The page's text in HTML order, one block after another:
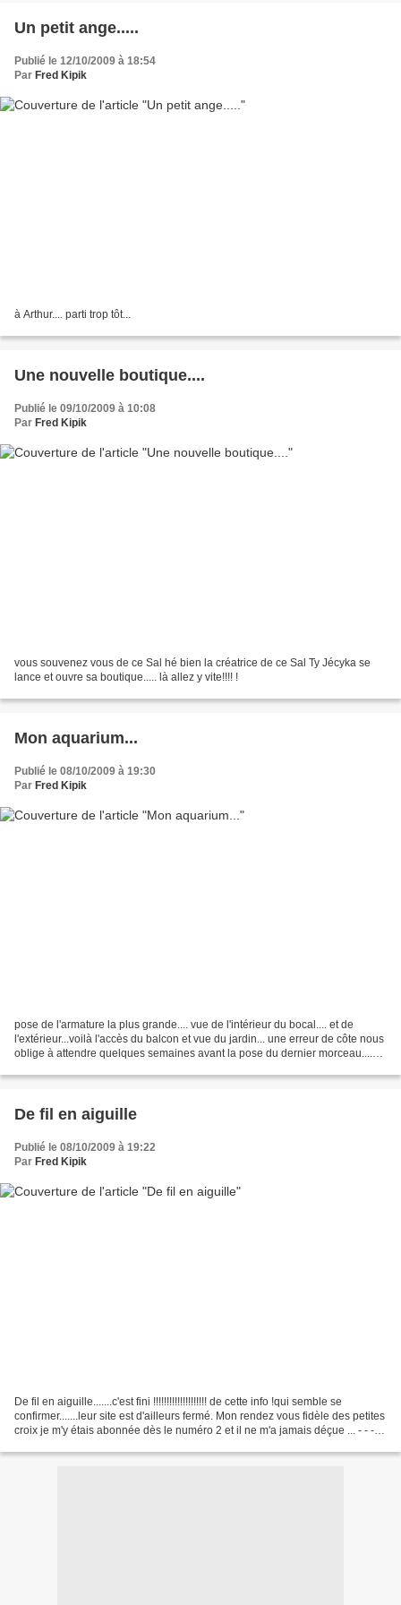
Un petit ange.....
Publié le 12/10/2009 à 18:54
Par Fred Kipik
à Arthur.... parti trop tôt...
Une nouvelle boutique....
Publié le 09/10/2009 à 10:08
Par Fred Kipik
vous souvenez vous de ce Sal hé bien la créatrice de ce Sal Ty Jécyka se
lance et ouvre sa boutique..... là allez y vite!!!! !
Mon aquarium...
Publié le 08/10/2009 à 19:30
Par Fred Kipik
pose de l'armature la plus grande.... vue de l'intérieur du bocal.... et de
l'extérieur...voilà l'accès du balcon et vue du jardin... une erreur de côte nous
oblige à attendre quelques semaines avant la pose du dernier morceau....
De fil en aiguille
Publié le 08/10/2009 à 19:22
Par Fred Kipik
De fil en aiguille.......c'est fini !!!!!!!!!!!!!!!!!!!! de cette info !qui semble se
confirmer.......leur site est d'ailleurs fermé. Mon rendez vous fidèle des petites
croix je m'y étais abonnée dès le numéro 2 et il ne m'a jamais déçue ... - - - -